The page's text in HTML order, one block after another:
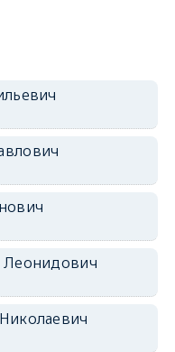
Леонидович